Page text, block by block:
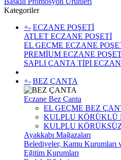
Kategoriler
+- ECZANE POŞETİ
ATLET ECZANE POŞETİ
EL GEÇME ECZANE
PREMİUM ECZANE
SAPLI ÇANTA TİPİ
+- BEZ ÇANTA
Eczane Bez Çanta
EL GEÇME BEZ
KULPLU KÖRÜKLÜ
KULPLU
Ayakkabı Mağazaları
Belediyeler, Kamu Kurumları
Eğitim Kurumları